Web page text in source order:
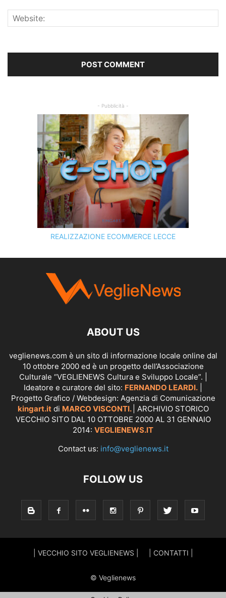
- Pubblicità -
REALIZZAZIONE ECOMMERCE LECCE
SCOPRI I SERVIZI DIKINGART.IT
ABOUT US
veglienews.com è un sito di informazione locale online dal
10 ottobre 2000 ed è un progetto dell’Associazione
Culturale “VEGLIENEWS Cultura e Sviluppo Locale”. |
Ideatore e curatore del sito: FERNANDO LEARDI.
Progetto Grafico / Webdesign: Agenzia di Comunicazione
kingart.itdi MARCO VISCONTI. | ARCHIVIO STORICO
VECCHIO SITO DAL 10 OTTOBRE 2000 AL 31 GENNAIO
2014: VEGLIENEWS.IT
Contact us: info@veglienews.it
FOLLOW US
| VECCHIO SITO VEGLIENEWS | | CONTATTI |
© Veglienews